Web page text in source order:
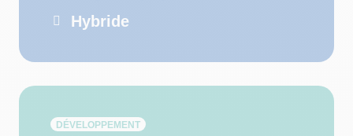
Hybride
DÉVELOPPEMENT